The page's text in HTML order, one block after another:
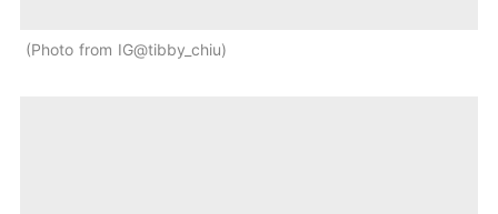
Photo from IG@tibby_chiu